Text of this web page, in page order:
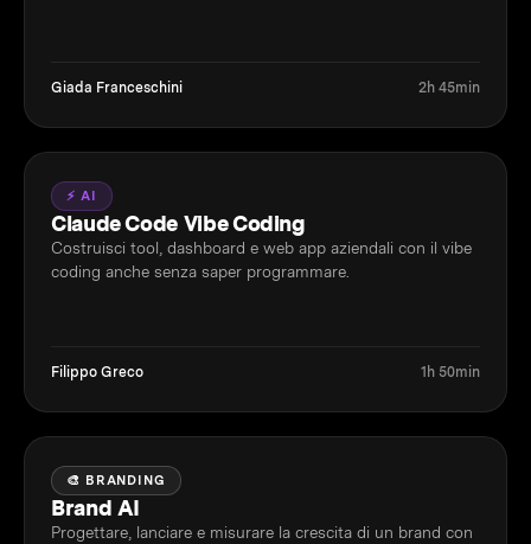
Giada Franceschini 2h 45min
⚡ AI
Claude Code Vibe Coding
Costruisci tool, dashboard e web app aziendali con il vibe
coding anche senza saper programmare.
Filippo Greco 1h 50min
🎨 BRANDING
Brand AI
Progettare, lanciare e misurare la crescita di un brand con